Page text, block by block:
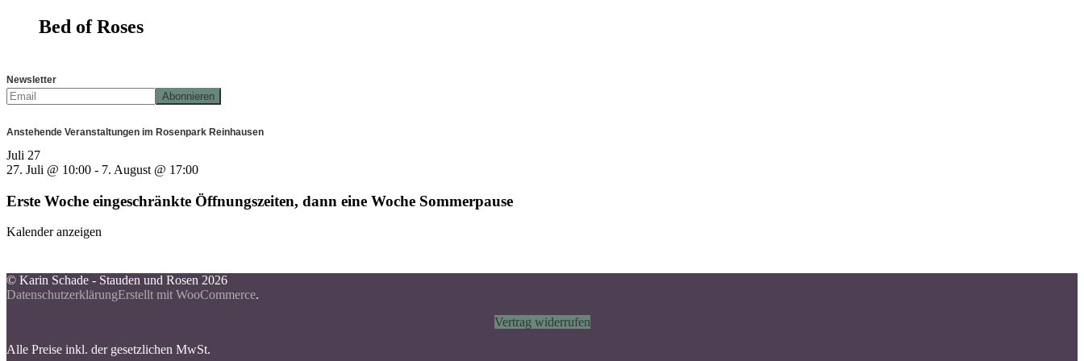
Bed of Roses
Newsletter
Anstehende Veranstaltungen im Rosenpark Reinhausen
Juli 27
27. Juli @ 10:00 - 7. August @ 17:00
Erste Woche eingeschränkte Öffnungszeiten, dann eine Woche Sommerpause
Kalender anzeigen
© Karin Schade - Stauden und Rosen 2026
DatenschutzerklärungErstellt mit WooCommerce.
Vertrag widerrufen
Alle Preise inkl. der gesetzlichen MwSt.